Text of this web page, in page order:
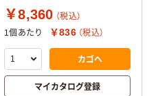
￥8,360 （税込）
1個あたり
￥836 （税込）
カゴへ
マイカタログ登録